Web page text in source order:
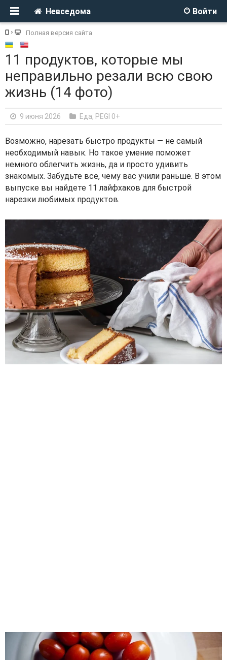
Войти
Невседома
Полная версия сайта
11 продуктов, которые мы
неправильно резали всю свою
жизнь (14 фото)
9 июня 2026 Еда, PEGI 0+
Возможно, нарезать быстро продукты — не самый
необходимый навык. Но такое умение поможет
немного облегчить жизнь, да и просто удивить
знакомых. Забудьте все, чему вас учили раньше. В этом
выпуске вы найдете 11 лайфхаков для быстрой
нарезки любимых продуктов.